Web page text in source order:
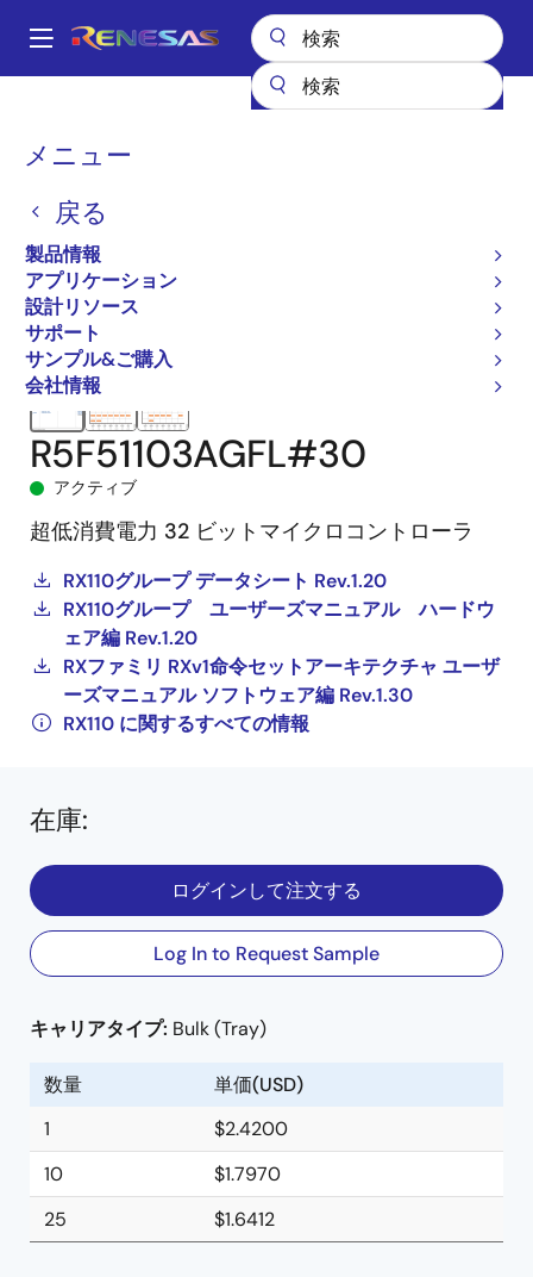
ン
Main
メニュー
戻る
製品情報
アプリケーション
設計リソース
サポート
サンプル&ご購入
会社情報
パ
く
ず
マイクロコントローラとマイクロプロセッサ
R5F51103AGFL#30
アクティブ
超低消費電力 32 ビットマイクロコントローラ
RX110グループ データシート Rev.1.20
RX110グループ ユーザーズマニュアル ハードウ
ェア編 Rev.1.20
RXファミリ RXv1命令セットアーキテクチャ ユーザ
ーズマニュアル ソフトウェア編 Rev.1.30
RX110 に関するすべての情報
在庫:
ログインして注文する
Log In to Request Sample
キャリアタイプ: Bulk (Tray)
数量
単価(USD)
1
$2.4200
10
$1.7970
25
$1.6412